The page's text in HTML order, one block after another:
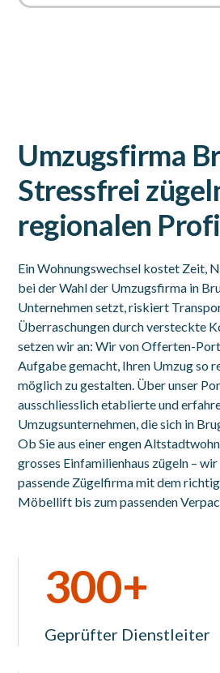
Umzugsfirma
Stressfrei
regionalen
Ein Wohnungswechsel kostet Zeit,
bei der Wahl der Umzugsfirma in
Unternehmen setzt, riskiert
Überraschungen durch versteckte
setzen wir an: Wir von Offerten-
Aufgabe gemacht, Ihren Umzug so
möglich zu gestalten. Über unser
ausschliesslich etablierte und
Umzugsunternehmen, die sich in
Ob Sie aus einer engen
grosses Einfamilienhaus zügeln –
passende Zügelfirma mit dem
Möbellift bis zum passenden
300+
Geprüfter Dienstleiter